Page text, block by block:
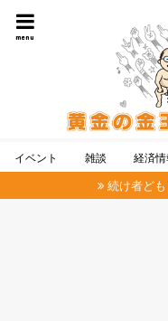
menu
イベント 雑談 経済情
続け者ど